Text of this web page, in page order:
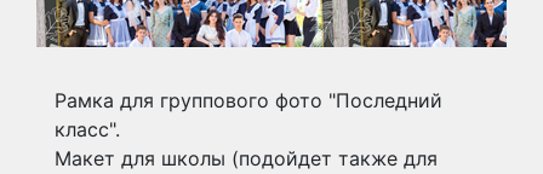
Рамка для группового фото "Последний
класс".
Макет для школы (подойдет также для